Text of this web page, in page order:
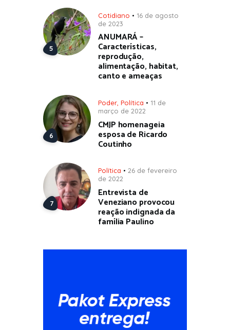
Cotidiano
16 de agosto
de 2023
ANUMARÁ –
Características,
reprodução,
alimentação, habitat,
canto e ameaças
Poder Política
11 de
março de 2022
CMJP homenageia
esposa de Ricardo
Coutinho
Política
26 de fevereiro
de 2022
Entrevista de
Veneziano provocou
reação indignada da
família Paulino